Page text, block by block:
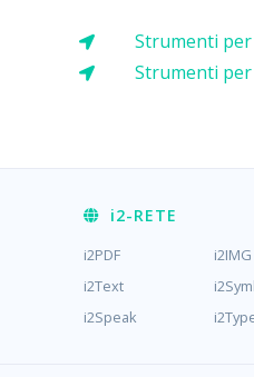
Strumenti
Strumenti
i2-RETE
i2PDF i2IMG
i2Text
i2Speak